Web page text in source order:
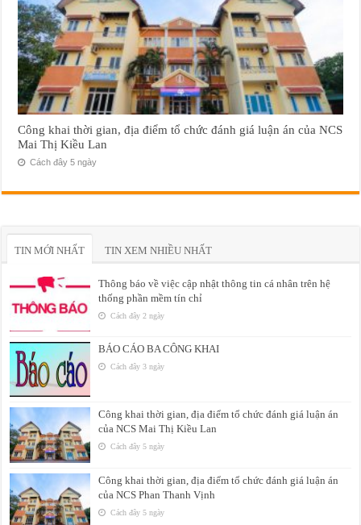
Công khai thời gian, địa điểm tổ chức đánh giá luận án của NCS
Mai Thị Kiều Lan
Cách đây 5 ngày
TIN MỚI NHẤT TIN XEM NHIỀU NHẤT
Thông báo về việc cập nhật thông tin cá nhân trên hệ
thống phần mềm tín chỉ
Cách đây 2 ngày
BÁO CÁO BA CÔNG KHAI
Cách đây 3 ngày
Công khai thời gian, địa điểm tổ chức đánh giá luận án
của NCS Mai Thị Kiều Lan
Cách đây 5 ngày
Công khai thời gian, địa điểm tổ chức đánh giá luận án
của NCS Phan Thanh Vịnh
Cách đây 5 ngày